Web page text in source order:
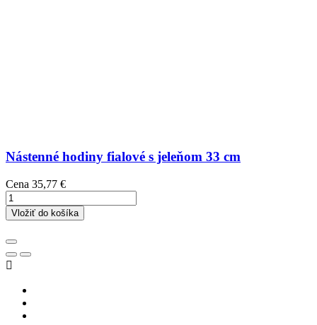
Nástenné hodiny fialové s jeleňom 33 cm
Cena 35,77 €
Vložiť do košíka
